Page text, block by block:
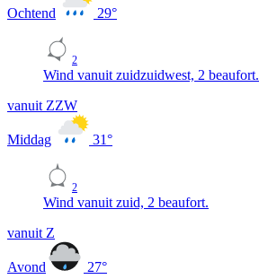
Ochtend 29°
2
Wind vanuit zuidzuidwest, 2 beaufort.
vanuit ZZW
Middag 31°
2
Wind vanuit zuid, 2 beaufort.
vanuit Z
Avond 27°